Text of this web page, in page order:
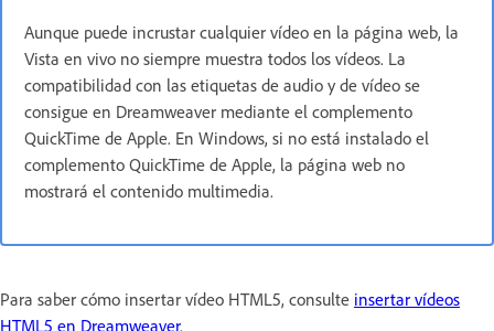
Aunque puede incrustar cualquier vídeo en la página web, la
Vista en vivo no siempre muestra todos los vídeos. La
compatibilidad con las etiquetas de audio y de vídeo se
consigue en Dreamweaver mediante el complemento
QuickTime de Apple. En Windows, si no está instalado el
complemento QuickTime de Apple, la página web no
mostrará el contenido multimedia.
Para saber cómo insertar vídeo HTML5, consulte insertar vídeos
HTML5 en Dreamweaver.